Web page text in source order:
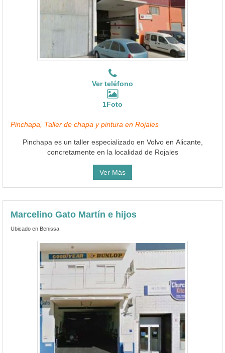
Ver teléfono
1Foto
Pinchapa, Taller de chapa y pintura en Rojales
Pinchapa es un taller especializado en Volvo en Alicante,
concretamente en la localidad de Rojales
Ver Más
Marcelino Gato Martín e hijos
Ubicado en Benissa